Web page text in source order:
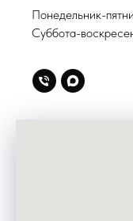
Понедельник-
Суббота-